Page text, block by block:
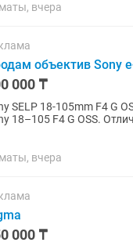
вчера
объектив Sony
000 ₸
SELP 18-105mm F4 G OSS (E-mount) —
18–105 F4 G OSS.
вчера
000 ₸